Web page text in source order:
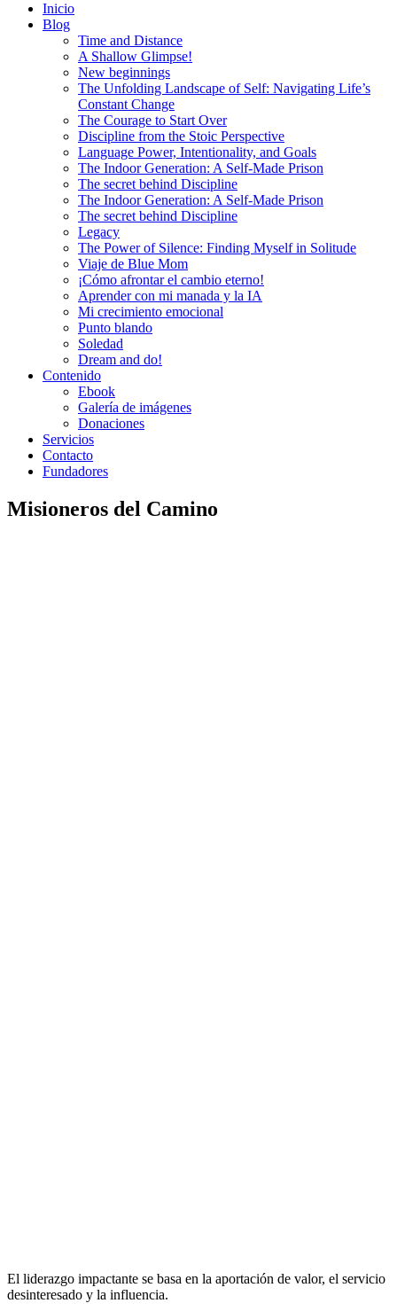
Inicio
Blog
Time and Distance
A Shallow Glimpse!
New beginnings
The Unfolding Landscape of Self: Navigating Life’s
Constant Change
The Courage to Start Over
Discipline from the Stoic Perspective
Language Power, Intentionality, and Goals
The Indoor Generation: A Self-Made Prison
The secret behind Discipline
The Indoor Generation: A Self-Made Prison
The secret behind Discipline
Legacy
The Power of Silence: Finding Myself in Solitude
Viaje de Blue Mom
¡Cómo afrontar el cambio eterno!
Aprender con mi manada y la IA
Mi crecimiento emocional
Punto blando
Soledad
Dream and do!
Contenido
Ebook
Galería de imágenes
Donaciones
Servicios
Contacto
Fundadores
Misioneros del Camino
El liderazgo impactante se basa en la aportación de valor, el servicio
desinteresado y la influencia.